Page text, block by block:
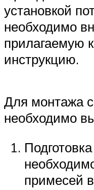
установкой
необходимо
прилагаемую
инструкцию.
Для монтажа
необходимо
примесей